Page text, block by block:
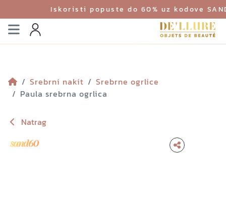
Iskoristi popuste do 60% uz kodove
Izbornik
Profil
Srebrni nakit
Srebrne ogrlice
Paula srebrna ogrlica
Natrag